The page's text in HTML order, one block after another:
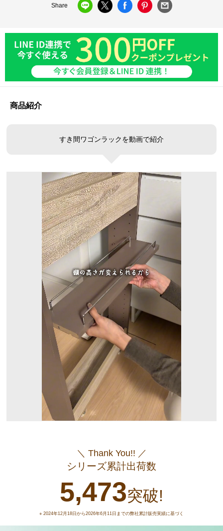
Share
商品紹介
すき間ワゴンラックを動画で紹介
＼ Thank You!! ／
シリーズ累計出荷数
5,473突破!
※ 2024年12月18日から2026年6月11日までの弊社累計販売実績に基づく